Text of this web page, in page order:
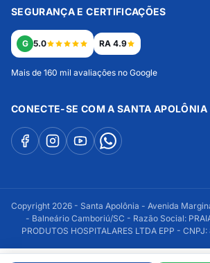
SEGURANÇA E CERTIFICAÇÕES
G 5.0 RA 4.9
Mais de 160 mil avaliações no Google
CONECTE-SE COM A SANTA APOLÔNIA
Copyright 2026 - Santa Apolônia - Avenida
- Balneário Camboriú/SC - Razão Social:
PRODUTOS HOSPITALARES LTDA EPP -